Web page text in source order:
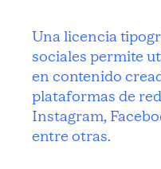
Una licencia
sociales permite
en contenido
plataformas de
Instagram,
entre otras.